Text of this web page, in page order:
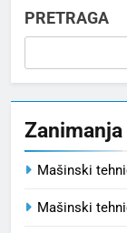
PRETRAGA
Zanimanja
Mašinski
Mašinski